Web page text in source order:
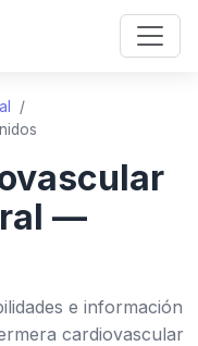
/
—
e información
cardiovascular